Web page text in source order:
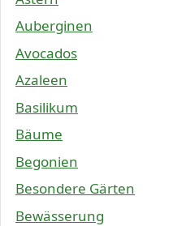
Auberginen
Avocados
Azaleen
Basilikum
Bäume
Begonien
Besondere Gärten
Bewässerung